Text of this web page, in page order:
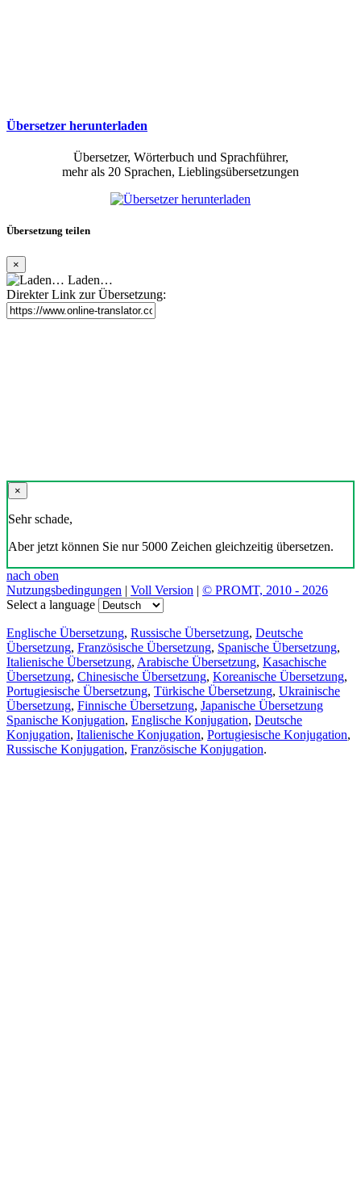
Übersetzer herunterladen
Übersetzer, Wörterbuch und Sprachführer,
mehr als 20 Sprachen, Lieblingsübersetzungen
Übersetzung teilen
×
Laden…
Direkter Link zur Übersetzung:
×
Sehr schade,
Aber jetzt können Sie nur 5000 Zeichen gleichzeitig übersetzen.
nach oben
Nutzungsbedingungen | Voll Version | © PROMT, 2010 - 2026
Select a language
Englische Übersetzung, Russische Übersetzung, Deutsche
Übersetzung, Französische Übersetzung, Spanische Übersetzung,
Italienische Übersetzung, Arabische Übersetzung, Kasachische
Übersetzung, Chinesische Übersetzung, Koreanische Übersetzung,
Portugiesische Übersetzung, Türkische Übersetzung, Ukrainische
Übersetzung, Finnische Übersetzung, Japanische Übersetzung
Spanische Konjugation, Englische Konjugation, Deutsche
Konjugation, Italienische Konjugation, Portugiesische Konjugation,
Russische Konjugation, Französische Konjugation.